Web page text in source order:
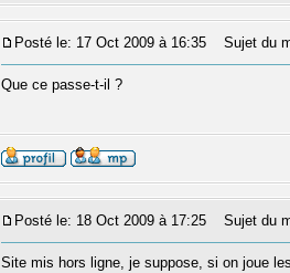
Posté le: 17 Oct 2009 à 16:35 Sujet du
Que ce passe-t-il ?
Posté le: 18 Oct 2009 à 17:25 Sujet du
Site mis hors ligne, je suppose, si on joue